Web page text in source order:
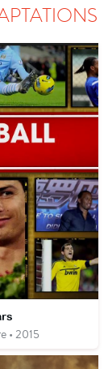
• 2015